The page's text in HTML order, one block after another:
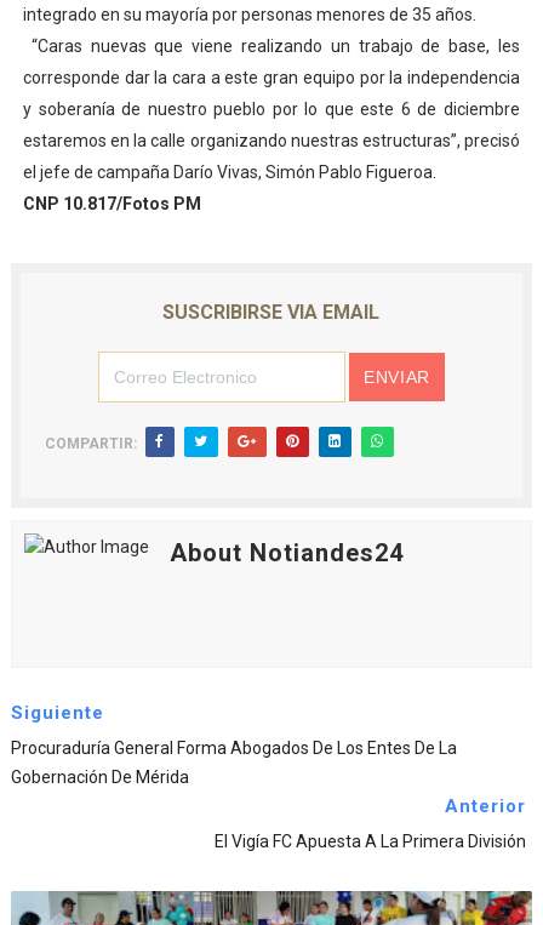
integrado en su mayoría por personas menores de 35 años.
“Caras nuevas que viene realizando un trabajo de base, les
corresponde dar la cara a este gran equipo por la independencia
y soberanía de nuestro pueblo por lo que este 6 de diciembre
estaremos en la calle organizando nuestras estructuras”, precisó
el jefe de campaña Darío Vivas, Simón Pablo Figueroa.
CNP 10.817/Fotos PM
SUSCRIBIRSE VIA EMAIL
COMPARTIR:
About Notiandes24
Siguiente
Procuraduría General Forma Abogados De Los Entes De La
Gobernación De Mérida
Anterior
El Vigía FC Apuesta A La Primera División